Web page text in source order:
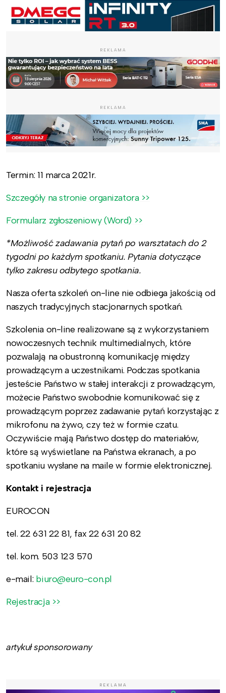
REKLAMA
REKLAMA
Termin: 11 marca 2021r.
Szczegóły na stronie organizatora >>
Formularz zgłoszeniowy (Word) >>
*Możliwość zadawania pytań po warsztatach do 2
tygodni po każdym spotkaniu. Pytania dotyczące
tylko zakresu odbytego spotkania.
Nasza oferta szkoleń on-line nie odbiega jakością od
naszych tradycyjnych stacjonarnych spotkań.
Szkolenia on-line realizowane są z wykorzystaniem
nowoczesnych technik multimedialnych, które
pozwalają na obustronną komunikację między
prowadzącym a uczestnikami. Podczas spotkania
jesteście Państwo w stałej interakcji z prowadzącym,
możecie Państwo swobodnie komunikować się z
prowadzącym poprzez zadawanie pytań korzystając z
mikrofonu na żywo, czy też w formie czatu.
Oczywiście mają Państwo dostęp do materiałów,
które są wyświetlane na Państwa ekranach, a po
spotkaniu wysłane na maile w formie elektronicznej.
Kontakt i rejestracja
EUROCON
tel. 22 631 22 81, fax 22 631 20 82
tel. kom. 503 123 570
e-mail: biuro@euro-con.pl
Rejestracja >>
artykuł sponsorowany
REKLAMA